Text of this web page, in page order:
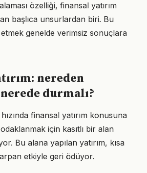
özelliği, finansal yatırım
başlıca unsurlardan biri. Bu
genelde verimsiz sonuçlara
nereden
durmalı?
finansal yatırım konusuna
için kasıtlı bir alan
Bu alana yapılan yatırım, kısa
etkiyle geri ödüyor.